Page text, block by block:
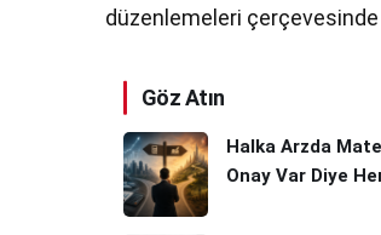
düzenlemeleri çerçevesinde
Göz Atın
Halka Arzda
Onay Var Diye